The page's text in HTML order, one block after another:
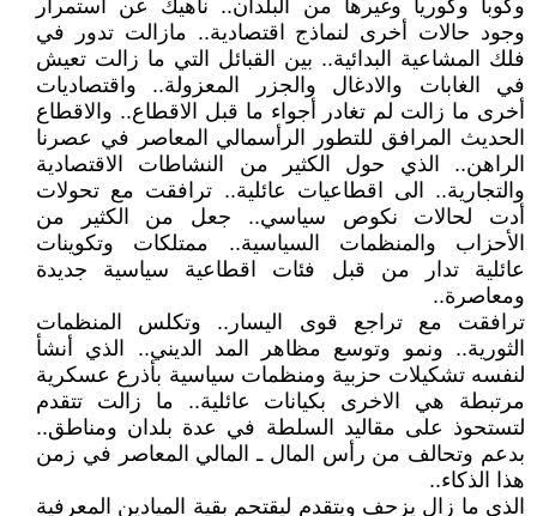
وكوبا وكوريا وغيرها من البلدان.. ناهيك عن استمرار
وجود حالات أخرى لنماذج اقتصادية.. مازالت تدور في
فلك المشاعية البدائية.. بين القبائل التي ما زالت تعيش
في الغابات والادغال والجزر المعزولة.. واقتصاديات
أخرى ما زالت لم تغادر أجواء ما قبل الاقطاع.. والاقطاع
الحديث المرافق للتطور الرأسمالي المعاصر في عصرنا
الراهن.. الذي حول الكثير من النشاطات الاقتصادية
والتجارية.. الى اقطاعيات عائلية.. ترافقت مع تحولات
أدت لحالات نكوص سياسي.. جعل من الكثير من
الأحزاب والمنظمات السياسية.. ممتلكات وتكوينات
عائلية تدار من قبل فئات اقطاعية سياسية جديدة
ومعاصرة..
ترافقت مع تراجع قوى اليسار.. وتكلس المنظمات
الثورية.. ونمو وتوسع مظاهر المد الديني.. الذي أنشأ
لنفسه تشكيلات حزبية ومنظمات سياسية بأذرع عسكرية
مرتبطة هي الاخرى بكيانات عائلية.. ما زالت تتقدم
لتستحوذ على مقاليد السلطة في عدة بلدان ومناطق..
بدعم وتحالف من رأس المال ـ المالي المعاصر في زمن
هذا الذكاء..
الذي ما زال يزحف ويتقدم ليقتحم بقية الميادين المعرفية